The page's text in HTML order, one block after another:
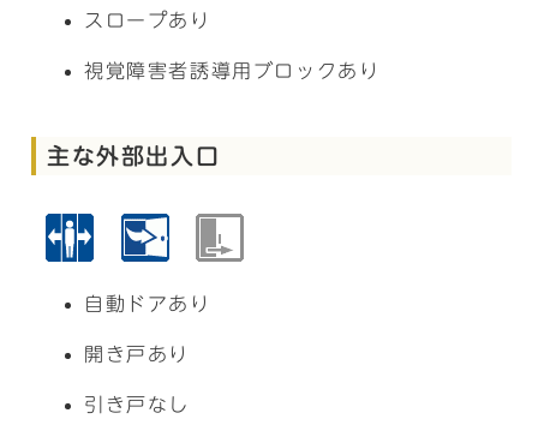
スロープあり
視覚障害者誘導用ブロックあり
主な外部出入口
自動ドアあり
開き戸あり
引き戸なし